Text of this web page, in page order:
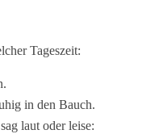
Tageszeit:
in den Bauch.
laut oder leise: